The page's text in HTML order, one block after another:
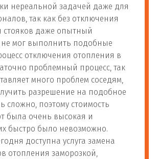
нереальной задачей даже для
так как без отключения
стояков даже опытный
не мог выполнить подобные
отключения отопления в
проблемный процесс, так
много проблем соседям,
разрешение на подобное
сложно, поэтому стоимость
была очень высокая и
быстро было невозможно.
доступна услуга замена
отопления заморозкой,